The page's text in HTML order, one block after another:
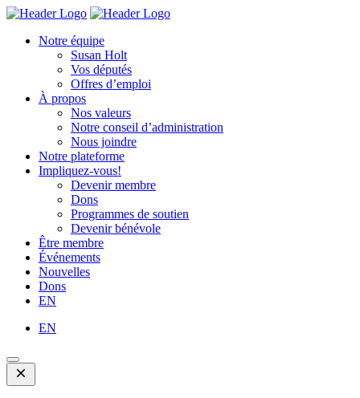
Skip
content
Homepage
Homepage
Notre équipe
Susan Holt
Vos députés
Offres d’emploi
À propos
Nos valeurs
Notre conseil d’administration
Nous joindre
Notre plateforme
Impliquez-vous!
Devenir membre
Dons
Programmes de soutien
Devenir bénévole
Être membre
Événements
Nouvelles
Dons
EN
EN
Open
Mobile
Menu